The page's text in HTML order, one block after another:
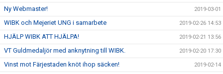
Ny Webmaster! 2019-03-01
WIBK och Mejeriet UNG i samarbete 2019-02-26 14:53
HJÄLP WIBK ATT HJÄLPA! 2019-02-21 13:56
VT Guldmedaljör med anknytning till WIBK. 2019-02-20 17:30
Vinst mot Färjestaden knöt ihop säcken! 2019-02-14